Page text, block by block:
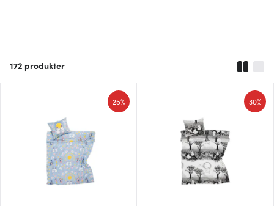
172 produkter
25% 30%